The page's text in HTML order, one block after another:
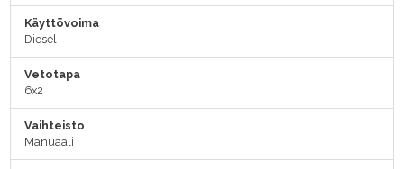
Käyttövoima
Diesel
Vetotapa
6x2
Vaihteisto
Manuaali